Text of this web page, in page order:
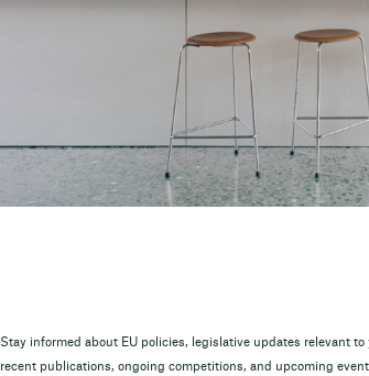
Stay informed about EU policies, legislative updates relevant
recent publications, ongoing competitions, and upcoming